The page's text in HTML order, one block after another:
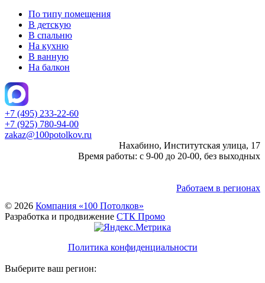
По типу помещения
В детскую
В спальню
На кухню
В ванную
На балкон
+7 (495) 233-22-60
+7 (925) 780-94-00
zakaz@100potolkov.ru
Нахабино, Институтская улица, 17
Время работы: с 9-00 до 20-00, без выходных
Работаем в регионах
© 2026 Компания «100 Потолков»
Разработка и продвижение СТК Промо
Политика конфиденциальности
Выберите ваш регион: